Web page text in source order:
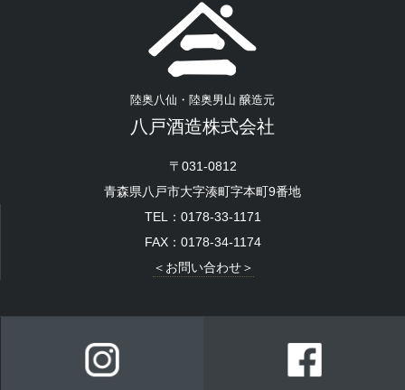
陸奥八仙・陸奥男山 醸造元
八戸酒造株式会社
〒031-0812
青森県八戸市大字湊町字本町9番地
TEL：0178-33-1171
FAX：0178-34-1174
＜お問い合わせ＞